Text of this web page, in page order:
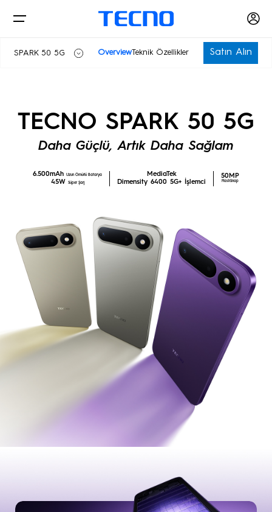
HEPSi Modelleri Karşılaştırın
Akıllı Giyilebilir
Akıllı Aksesuar
HEPSİ
Tabletler
Satış Konumları
SPARK 50 5G OverviewTeknik Özellikler Satın Alın
SPARK 50 5G
TECNO SPARK 50 5G
Daha Güçlü, Artık Daha Sağlam
6.500mAh Uzun Ömürlü Batarya
45W Süper Şarj
MediaTek
Dimensity 6400 5G+ İşlemci
50MP
FlashSnap